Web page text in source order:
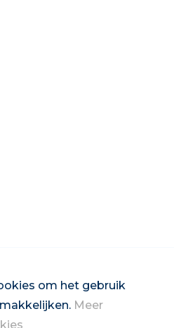
om het gebruik
Meer
nieuwsbrief